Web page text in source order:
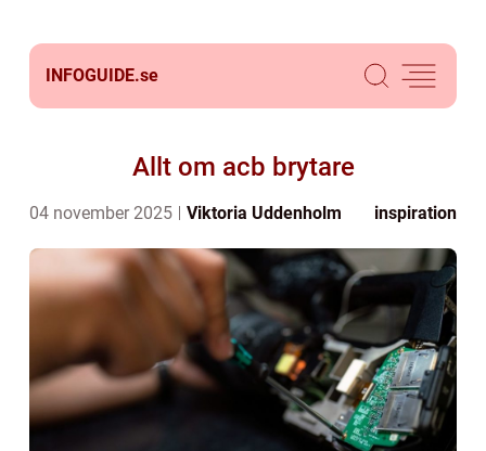
INFOGUIDE.se
Allt om acb brytare
04 november 2025 Viktoria Uddenholm inspiration